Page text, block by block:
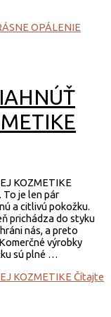
OPÁLENIE
KOZMETIKE
To je len pár
a citlivú pokožku.
prichádza do styku
nás, a preto
výrobky
sú plné …
KOZMETIKE Čítajte